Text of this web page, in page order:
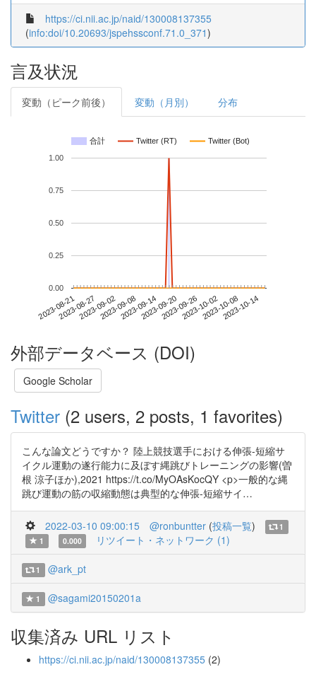
https://ci.nii.ac.jp/naid/130008137355
(info:doi/10.20693/jspehssconf.71.0_371)
言及状況
変動（ピーク前後） 変動（月別） 分布
合計 Twitter (RT) Twitter (Bot)
2023-08-212023-08-272023-09-022023-09-082023-09-142023-09-202023-09-262023-10-022023-10-082023-10-14
0.00
0.25
0.50
0.75
1.00
外部データベース (DOI)
Google Scholar
Twitter (2 users, 2 posts, 1 favorites)
こんな論文どうですか？ 陸上競技選手における伸張-短縮サ
イクル運動の遂行能力に及ぼす縄跳びトレーニングの影響(曽
根 涼子ほか),2021 https://t.co/MyOAsKocQY <p>一般的な縄
跳び運動の筋の収縮動態は典型的な伸張-短縮サイ…
2022-03-10 09:00:15 @ronbuntter (投稿一覧)
1
1
0.000 リツイート・ネットワーク (1)
1 @ark_pt
1 @sagami20150201a
収集済み URL リスト
https://ci.nii.ac.jp/naid/130008137355 (2)